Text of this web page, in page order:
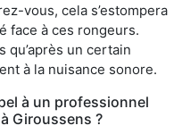
vous, cela s’estompera
face à ces rongeurs.
qu’après un certain
à la nuisance sonore.
à un professionnel
Giroussens ?